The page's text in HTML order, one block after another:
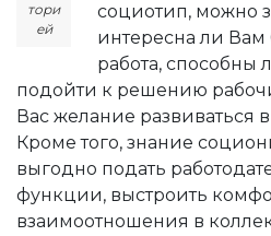
тори
ей
социотип, можно
интересна ли Вам
работа, способны
подойти к решению
Вас желание развиваться
Кроме того, знание
выгодно подать
функции, выстроить
взаимоотношения в